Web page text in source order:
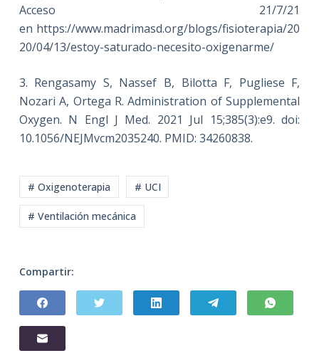
Acceso 21/7/21
en https://www.madrimasd.org/blogs/fisioterapia/20
20/04/13/estoy-saturado-necesito-oxigenarme/
3. Rengasamy S, Nassef B, Bilotta F, Pugliese F,
Nozari A, Ortega R. Administration of Supplemental
Oxygen. N Engl J Med. 2021 Jul 15;385(3):e9. doi:
10.1056/NEJMvcm2035240. PMID: 34260838.
# Oxigenoterapia # UCI
# Ventilación mecánica
Compartir: